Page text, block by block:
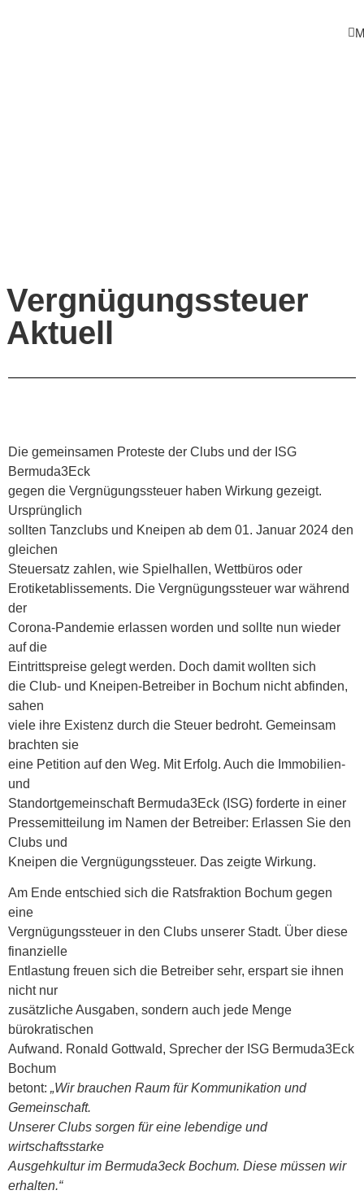
Vergnügungssteuer
Aktuell
Die gemeinsamen Proteste der Clubs und der ISG
Bermuda3Eck
gegen die Vergnügungssteuer haben Wirkung gezeigt.
Ursprünglich
sollten Tanzclubs und Kneipen ab dem 01. Januar 2024 den
gleichen
Steuersatz zahlen, wie Spielhallen, Wettbüros oder
Erotiketablissements. Die Vergnügungssteuer war während
der
Corona-Pandemie erlassen worden und sollte nun wieder
auf die
Eintrittspreise gelegt werden. Doch damit wollten sich
die Club- und Kneipen-Betreiber in Bochum nicht abfinden,
sahen
viele ihre Existenz durch die Steuer bedroht. Gemeinsam
brachten sie
eine Petition auf den Weg. Mit Erfolg. Auch die Immobilien-
und
Standortgemeinschaft Bermuda3Eck (ISG) forderte in einer
Pressemitteilung im Namen der Betreiber: Erlassen Sie den
Clubs und
Kneipen die Vergnügungssteuer. Das zeigte Wirkung.
Am Ende entschied sich die Ratsfraktion Bochum gegen
eine
Vergnügungssteuer in den Clubs unserer Stadt. Über diese
finanzielle
Entlastung freuen sich die Betreiber sehr, erspart sie ihnen
nicht nur
zusätzliche Ausgaben, sondern auch jede Menge
bürokratischen
Aufwand. Ronald Gottwald, Sprecher der ISG Bermuda3Eck
Bochum
betont: „Wir brauchen Raum für Kommunikation und
Gemeinschaft.
Unserer Clubs sorgen für eine lebendige und
wirtschaftsstarke
Ausgehkultur im Bermuda3eck Bochum. Diese müssen wir
erhalten.“